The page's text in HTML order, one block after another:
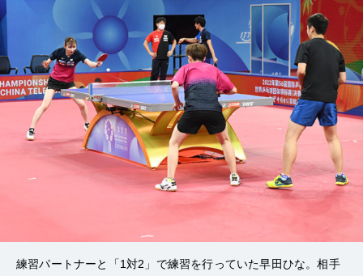
練習パートナーと「1対2」で練習を行っていた早田ひな。相手